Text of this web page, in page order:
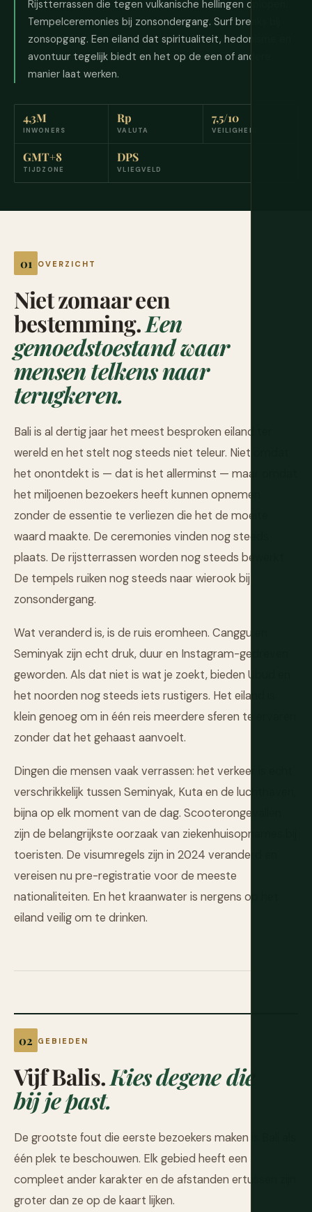
Rijstterrassen die tegen vulkanische hellingen oplopen.
Tempelceremonies bij zonsondergang. Surf breaks bij
zonsopgang. Een eiland dat spiritualiteit, hedonisme en
avontuur tegelijk biedt en het op de een of andere
manier laat werken.
4,3M
INWONERS
Rp
VALUTA
7,5/10
VEILIGHEID
GMT+8
TIJDZONE
DPS
VLIEGVELD
OVERZICHT
Niet zomaar een
bestemming.Een
gemoedstoestand waar
mensen telkens naar
terugkeren.
Bali is al dertig jaar het meest besproken eiland ter
wereld en het stelt nog steeds niet teleur. Niet omdat
het onontdekt is — dat is het allerminst — maar omdat
het miljoenen bezoekers heeft kunnen opnemen
zonder de essentie te verliezen die het de moeite
waard maakte. De ceremonies vinden nog steeds
plaats. De rijstterrassen worden nog steeds bewerkt.
De tempels ruiken nog steeds naar wierook bij
zonsondergang.
Wat veranderd is, is de ruis eromheen. Canggu en
Seminyak zijn echt druk, duur en Instagram-gedreven
geworden. Als dat niet is wat je zoekt, bieden Ubud en
het noorden nog steeds iets rustigers. Het eiland is
klein genoeg om in één reis meerdere sferen te ervaren
zonder dat het gehaast aanvoelt.
Dingen die mensen vaak verrassen: het verkeer is echt
verschrikkelijk tussen Seminyak, Kuta en de luchthaven,
bijna op elk moment van de dag. Scooterongevallen
zijn de belangrijkste oorzaak van ziekenhuisopnames bij
toeristen. De visumregels zijn in 2024 veranderd en
vereisen nu pre-registratie voor de meeste
nationaliteiten. En het kraanwater is nergens op het
eiland veilig om te drinken.
GEBIEDEN
Vijf Balis.Kies degene die
bij je past.
De grootste fout die eerste bezoekers maken is Bali als
één plek te beschouwen. Elk gebied heeft een
compleet ander karakter en de afstanden ertussen zijn
groter dan ze op de kaart lijken.